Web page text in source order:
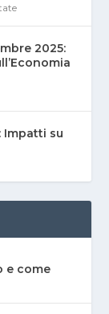
2025:
Impatti su
e come